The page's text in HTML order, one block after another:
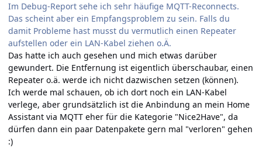
Im Debug-Report sehe ich sehr häufige MQTT-Reconnects.
Das scheint aber ein Empfangsproblem zu sein. Falls du
damit Probleme hast musst du vermutlich einen Repeater
aufstellen oder ein LAN-Kabel ziehen o.Ä.
Das hatte ich auch gesehen und mich etwas darüber
gewundert. Die Entfernung ist eigentlich überschaubar, einen
Repeater o.ä. werde ich nicht dazwischen setzen (können).
Ich werde mal schauen, ob ich dort noch ein LAN-Kabel
verlege, aber grundsätzlich ist die Anbindung an mein Home
Assistant via MQTT eher für die Kategorie "Nice2Have", da
dürfen dann ein paar Datenpakete gern mal "verloren" gehen
:)